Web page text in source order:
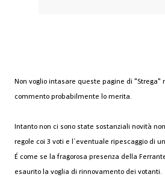
Non voglio intasare queste pagine di "Strega"
commento probabilmente lo merita.
Intanto non ci sono state sostanziali novità
regole coi 3 voti e l´eventuale ripescaggio di
É come se la fragorosa presenza della
esaurito la voglia di rinnovamento dei votanti.